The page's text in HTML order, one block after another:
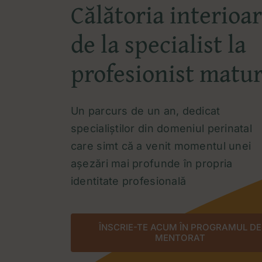
Călătoria
de la specialist la
profesionist
Un parcurs de un an, dedicat
specialiștilor din domeniul perinatal
care simt că a venit momentul unei
așezări mai profunde în propria
identitate profesională
ÎNSCRIE-TE ACUM ÎN PROGRAMUL DE
MENTORAT